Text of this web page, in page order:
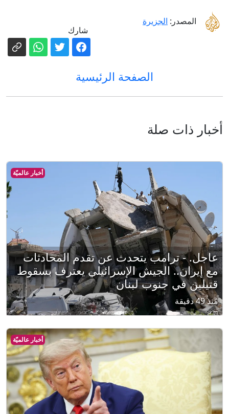
المصدر: الجزيرة
شارك
الصفحة الرئيسية
أخبار ذات صلة
أخبار عالميّة
عاجل. - ترامب يتحدث عن تقدم المحادثات
مع إيران.. الجيش الإسرائيلي يعترف بسقوط
قتيلين في جنوب لبنان
منذ 49 دقيقة
أخبار عالميّة